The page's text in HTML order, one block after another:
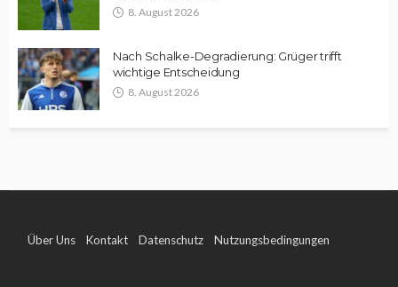
8. August 2026
Nach Schalke-Degradierung: Grüger trifft
wichtige Entscheidung
8. August 2026
Über Uns Kontakt Datenschutz Nutzungsbedingungen